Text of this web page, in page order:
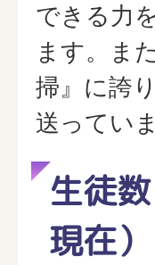
できる力
ます。ま
掃』に誇
送っていま
生徒
現在）